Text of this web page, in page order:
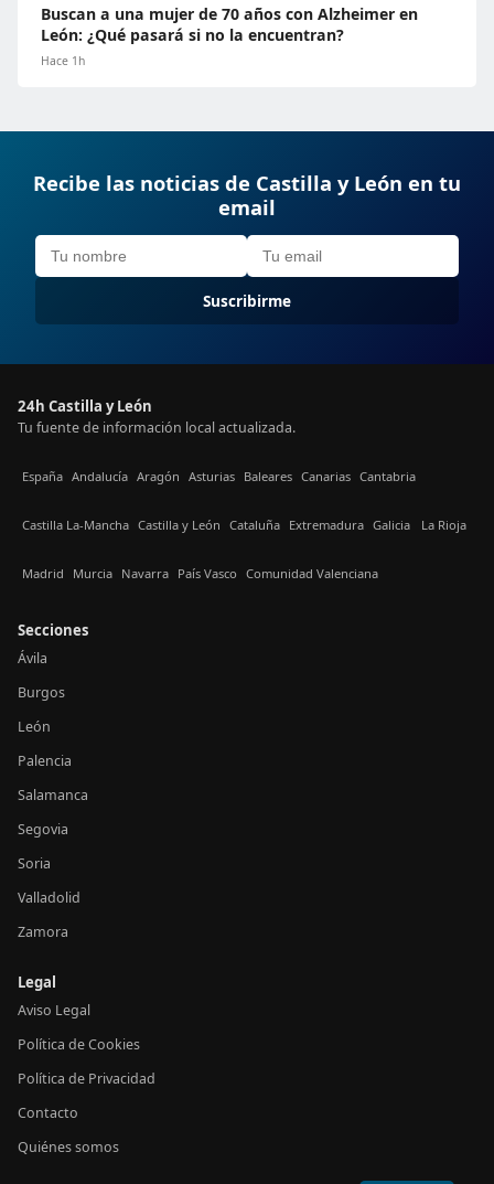
Buscan a una mujer de 70 años con Alzheimer en
León: ¿Qué pasará si no la encuentran?
Hace 1h
Recibe las noticias de Castilla y León en tu
email
Suscribirme
24h Castilla y León
Tu fuente de información local actualizada.
España Andalucía Aragón Asturias Baleares Canarias Cantabria
Castilla La-Mancha Castilla y León Cataluña Extremadura Galicia La Rioja
Madrid Murcia Navarra País Vasco Comunidad Valenciana
Secciones
Ávila
Burgos
León
Palencia
Salamanca
Segovia
Soria
Valladolid
Zamora
Legal
Aviso Legal
Política de Cookies
Política de Privacidad
Contacto
Quiénes somos